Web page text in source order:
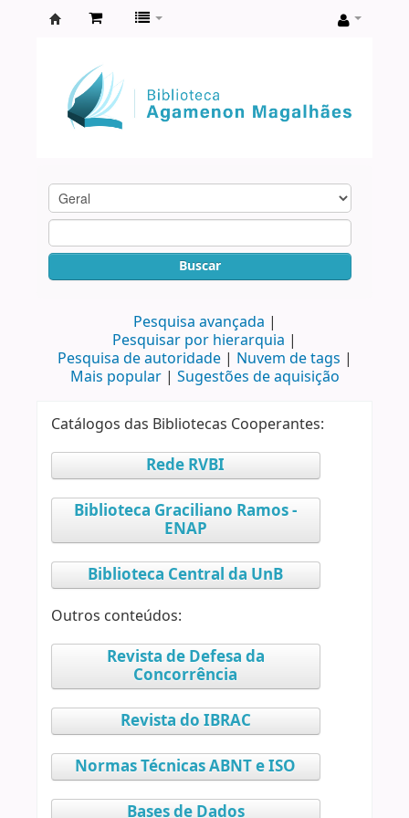
Agamenon
Magalhães
Buscar
Pesquisa avançada
Pesquisar por hierarquia
Pesquisa de autoridade
Nuvem de tags
Mais popular
Sugestões de aquisição
Catálogos das Bibliotecas Cooperantes:
Rede RVBI
Biblioteca Graciliano Ramos -
ENAP
Biblioteca Central da UnB
Outros conteúdos:
Revista de Defesa da
Concorrência
Revista do IBRAC
Normas Técnicas ABNT e ISO
Bases de Dados